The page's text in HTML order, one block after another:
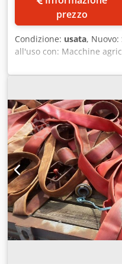
prezzo
Condizione: usata, Nuovo:
all'uso con: Macchine